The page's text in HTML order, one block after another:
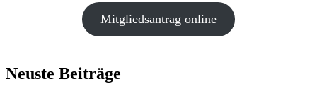
Mitgliedsantrag online
Neuste Beiträge